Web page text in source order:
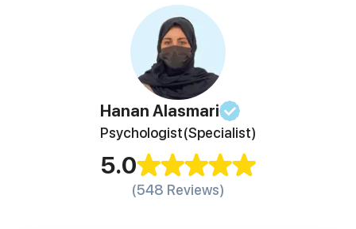
Hanan Alasmari
Psychologist(Specialist)
5.0
(548 Reviews)